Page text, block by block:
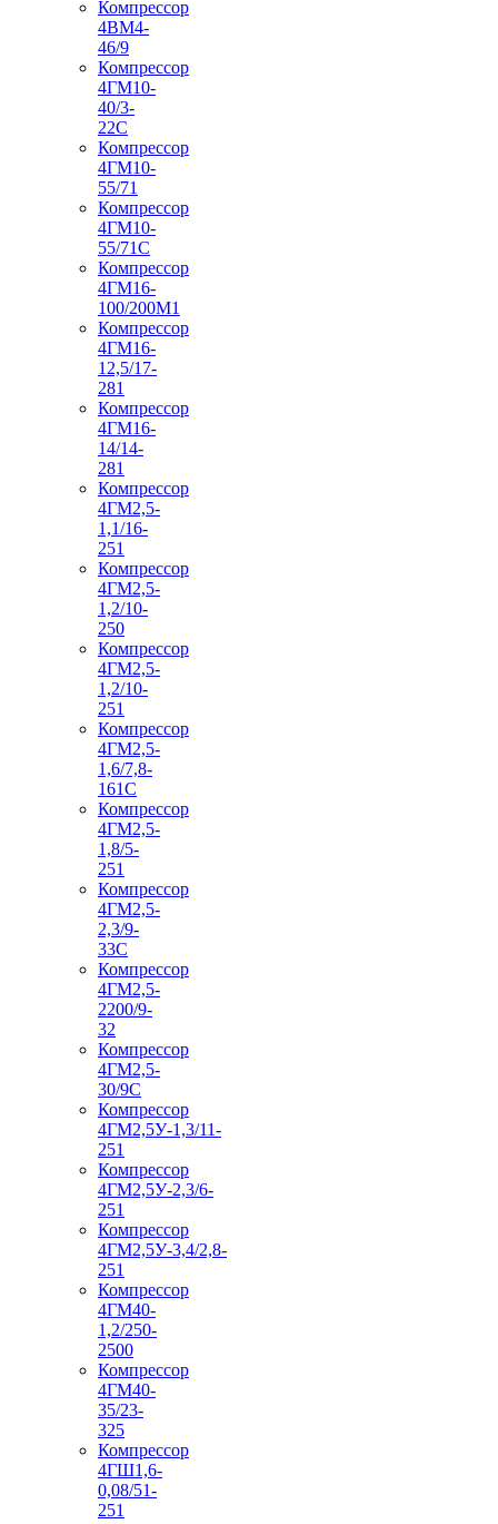
Компрессор
4ВМ4-
46/9
Компрессор
4ГМ10-
40/3-
22С
Компрессор
4ГМ10-
55/71
Компрессор
4ГМ10-
55/71С
Компрессор
4ГМ16-
100/200М1
Компрессор
4ГМ16-
12,5/17-
281
Компрессор
4ГМ16-
14/14-
281
Компрессор
4ГМ2,5-
1,1/16-
251
Компрессор
4ГМ2,5-
1,2/10-
250
Компрессор
4ГМ2,5-
1,2/10-
251
Компрессор
4ГМ2,5-
1,6/7,8-
161С
Компрессор
4ГМ2,5-
1,8/5-
251
Компрессор
4ГМ2,5-
2,3/9-
33С
Компрессор
4ГМ2,5-
2200/9-
32
Компрессор
4ГМ2,5-
30/9С
Компрессор
4ГМ2,5У-1,3/11-
251
Компрессор
4ГМ2,5У-2,3/6-
251
Компрессор
4ГМ2,5У-3,4/2,8-
251
Компрессор
4ГМ40-
1,2/250-
2500
Компрессор
4ГМ40-
35/23-
325
Компрессор
4ГШ1,6-
0,08/51-
251